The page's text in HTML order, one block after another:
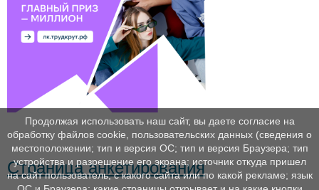
Страница анкетирования
Продолжая использовать наш сайт, вы даете согласие на
обработку файлов cookie, пользовательских данных (сведения о
местоположении; тип и версия ОС; тип и версия Браузера; тип
устройства и разрешение его экрана; источник откуда пришел
на сайт пользователь; с какого сайта или по какой рекламе; язык